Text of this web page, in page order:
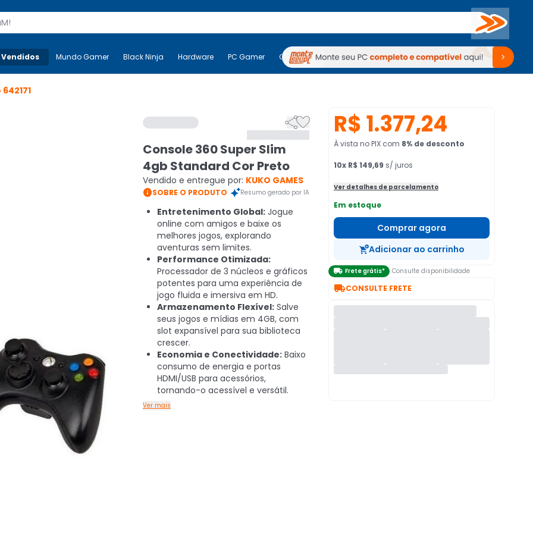
Buscar
Mais-v- Mundo Gamer Black Ninja Hardware PC Gamer Computadores Periféricos TV Venda no KaBuM!
Mundo Gamer Black Ninja Hardware PC Gamer Computadores Periféricos TV Venda no KaBuM!
642171

Console 360 Super Slim
4gb Standard Cor Preto
Vendido e entregue por: KUKO GAMES
SOBRE O PRODUTO Resumo gerado por IA
Entretenimento Global: Jogue
online com amigos e baixe os
melhores jogos, explorando
aventuras sem limites.
Performance Otimizada:
Processador de 3 núcleos e gráficos
potentes para uma experiência de
jogo fluida e imersiva em HD.
Armazenamento Flexível: Salve
seus jogos e mídias em 4GB, com
slot expansível para sua biblioteca
crescer.
Economia e Conectividade: Baixo
consumo de energia e portas
HDMI/USB para acessórios,
tornando-o acessível e versátil.
Ver mais
R$ 1.377,24
À vista no PIX com 8% de desconto
10x R$ 149,69 s/ juros
Ver detalhes de parcelamento
Em estoque
Comprar agora
Adicionar ao carrinho
 Frete grátis* Consulte disponibilidade
CONSULTE FRETE